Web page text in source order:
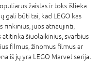
žaislas ir toks išlieka
gali būti tai, kad LEGO kas
rinkinius, juos atnaujinti,
šiuolaikinius, svarbius
filmus, žinomus filmus ar
iš jų yra LEGO Marvel serija.